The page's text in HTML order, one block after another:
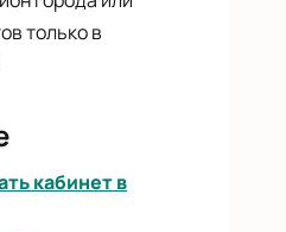
только в
кабинет в